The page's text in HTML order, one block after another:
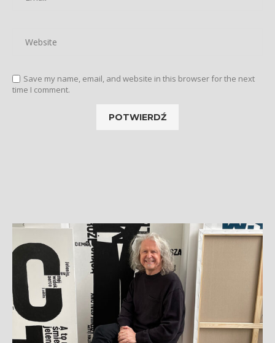
Save my name, email, and website in this browser for the next
time I comment.